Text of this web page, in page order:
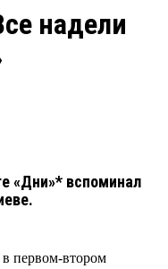
Рейтинги
Блоги
надели
«Дни»* вспоминал
первом-втором